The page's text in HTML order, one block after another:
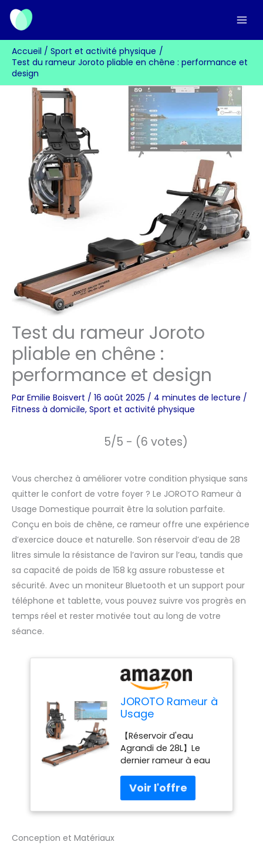
Aller
contenu
Accueil
Sport et activité physique
Test du rameur Joroto pliable en chêne : performance et
design
Test du rameur Joroto
pliable en chêne :
performance et design
Par Emilie Boisvert / 16 août 2025 / 4 minutes de lecture /
Fitness à domicile, Sport et activité physique
5/5 - (6 votes)
Vous cherchez à améliorer votre condition physique sans
quitter le confort de votre foyer ? Le JOROTO Rameur à
Usage Domestique pourrait être la solution parfaite.
Conçu en bois de chêne, ce rameur offre une expérience
d’exercice douce et naturelle. Son réservoir d’eau de 28
litres simule la résistance de l’aviron sur l’eau, tandis que
sa capacité de poids de 158 kg assure robustesse et
sécurité. Avec un moniteur Bluetooth et un support pour
téléphone et tablette, vous pouvez suivre vos progrès en
temps réel et rester motivée tout au long de votre
séance.
JOROTO Rameur à
Usage
Rameur Pliable en
Bois de Chêne,
Agrandissement
du Réservoir
d'eau,Capacité de
Poids 158KG avec
Moniteur Bluetooth,
【Réservoir d'eau
Agrandi de 28L】Le
dernier rameur à eau
maintenant avec un
réservoir d'eau élargi
pour un entraînement
Conception et Matériaux